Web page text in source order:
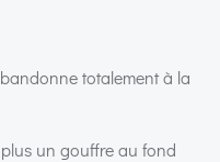
totalement à la
un gouffre au fond